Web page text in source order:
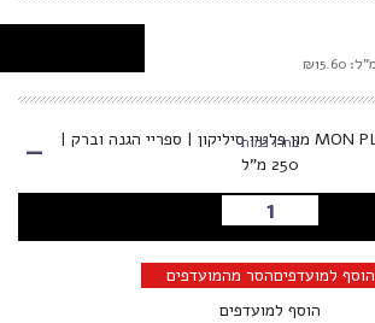
כמות של MON PLATIN מון פלטין סיליקון | ספריי הגנה וברק |
250 מ"ל
בחרו כמות -
הוספה לסל
הוסף למועדפיםהסר מהמועדפים
הוסף למועדפים